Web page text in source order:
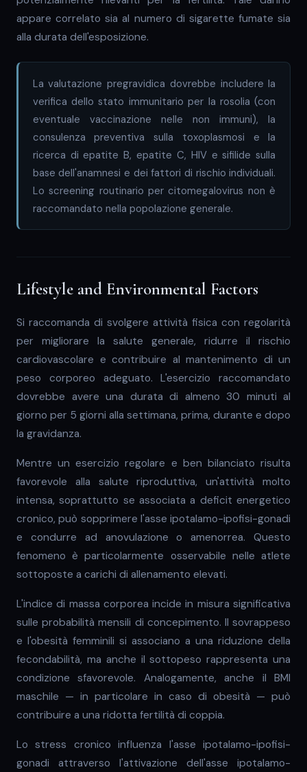
appare correlato sia al numero di sigarette fumate sia
alla durata dell'esposizione.
La valutazione pregravidica dovrebbe includere la
verifica dello stato immunitario per la rosolia (con
eventuale vaccinazione nelle non immuni), la
consulenza preventiva sulla toxoplasmosi e la
ricerca di epatite B, epatite C, HIV e sifilide sulla
base dell'anamnesi e dei fattori di rischio individuali.
Lo screening routinario per citomegalovirus non è
raccomandato nella popolazione generale.
Lifestyle and Environmental Factors
Si raccomanda di svolgere attività fisica con regolarità
per migliorare la salute generale, ridurre il rischio
cardiovascolare e contribuire al mantenimento di un
peso corporeo adeguato. L'esercizio raccomandato
dovrebbe avere una durata di almeno 30 minuti al
giorno per 5 giorni alla settimana, prima, durante e dopo
la gravidanza.
Mentre un esercizio regolare e ben bilanciato risulta
favorevole alla salute riproduttiva, un'attività molto
intensa, soprattutto se associata a deficit energetico
cronico, può sopprimere l'asse ipotalamo-ipofisi-gonadi
e condurre ad anovulazione o amenorrea. Questo
fenomeno è particolarmente osservabile nelle atlete
sottoposte a carichi di allenamento elevati.
L'indice di massa corporea incide in misura significativa
sulle probabilità mensili di concepimento. Il sovrappeso
e l'obesità femminili si associano a una riduzione della
fecondabilità, ma anche il sottopeso rappresenta una
condizione sfavorevole. Analogamente, anche il BMI
maschile — in particolare in caso di obesità — può
contribuire a una ridotta fertilità di coppia.
Lo stress cronico influenza l'asse ipotalamo-ipofisi-
gonadi attraverso l'attivazione dell'asse ipotalamo-